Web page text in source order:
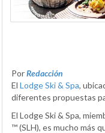
PorRedacción
El Lodge Ski & Spa,
diferentes propuestas
El Lodge Ski & Spa,
™ (SLH), es mucho más